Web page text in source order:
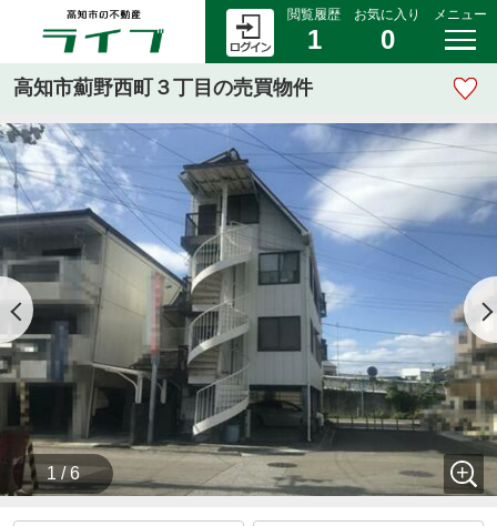
閲覧履歴
1
お気に入り
0
メニュー
高知市薊野西町３丁目の売買物件
1 / 6